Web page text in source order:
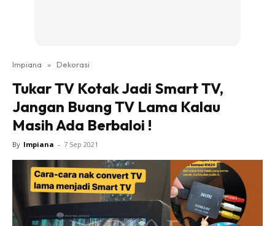
Ruang Makan
Ruang Tamu
Direktori
Interior Design
Landskap
DIY
Bilik Air
Bilik Tidur
Impiana » Dekorasi
Tukar TV Kotak Jadi Smart TV,
Jangan Buang TV Lama Kalau
Masih Ada Berbaloi !
By Impiana - 7 Sep 2021